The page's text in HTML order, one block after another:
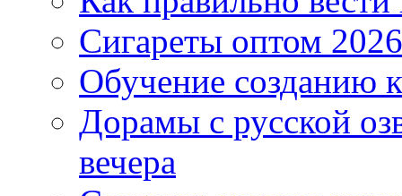
Сигареты оптом
Обучение созданию
Дорамы с русской
вечера